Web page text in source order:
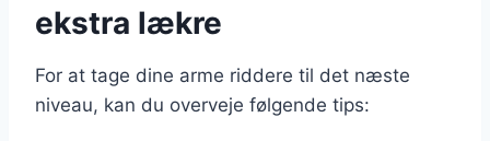
ekstra lækre
For at tage dine arme riddere til det næste
niveau, kan du overveje følgende tips: